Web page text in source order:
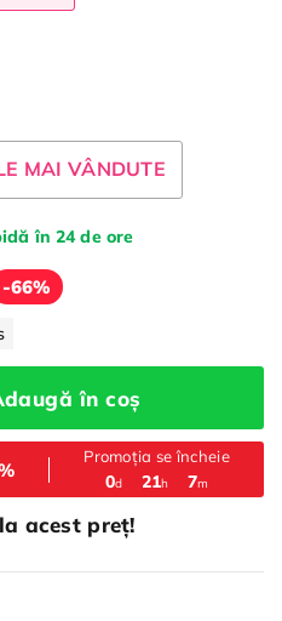
MAI VÂNDUTE
în 24 de ore
-66%
în coș
Promoția se încheie
0d 21h 7m
acest preț!